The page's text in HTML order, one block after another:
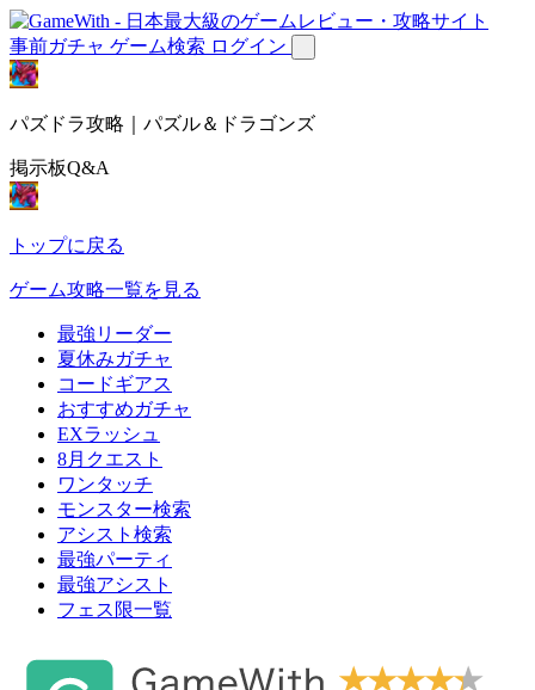
事前ガチャ ゲーム検索 ログイン
パズドラ攻略｜パズル＆ドラゴンズ
掲示板Q&A
トップに戻る
ゲーム攻略一覧を見る
最強リーダー
夏休みガチャ
コードギアス
おすすめガチャ
EXラッシュ
8月クエスト
ワンタッチ
モンスター検索
アシスト検索
最強パーティ
最強アシスト
フェス限一覧